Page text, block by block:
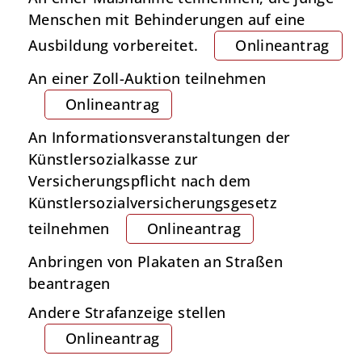
Menschen mit Behinderungen auf eine
Ausbildung vorbereitet.
Onlineantrag
An einer Zoll-Auktion teilnehmen
Onlineantrag
An Informationsveranstaltungen der
Künstlersozialkasse zur
Versicherungspflicht nach dem
Künstlersozialversicherungsgesetz
teilnehmen
Onlineantrag
Anbringen von Plakaten an Straßen
beantragen
Andere Strafanzeige stellen
Onlineantrag